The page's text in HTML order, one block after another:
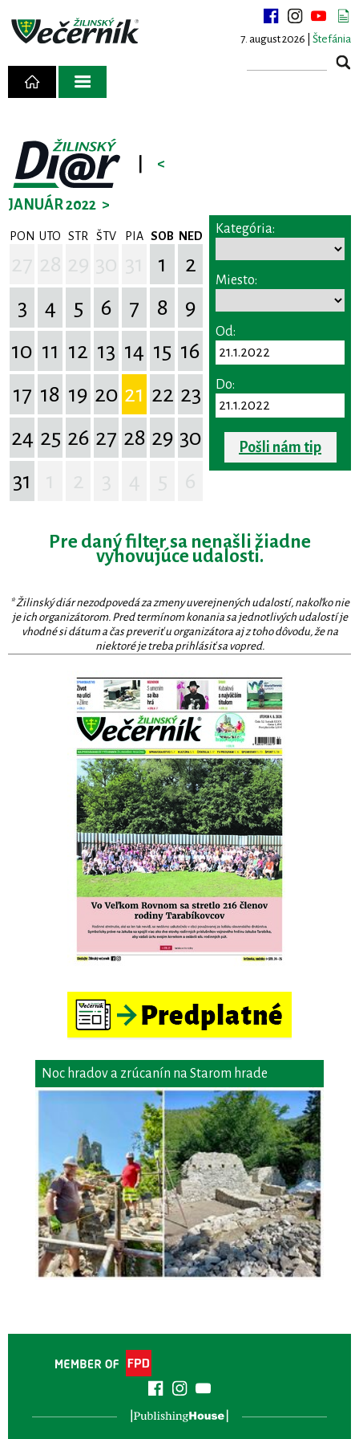
7. august 2026 | Štefánia
<
JANUÁR 2022 >
PON UTO STR ŠTV PIA SOB NED
1
2
3
4 5 6 7 8
9
10 11 12 13 14 15 16
17 18 19 20 21 22 23
24 25 26 27 28 29 30
31
Kategória:
Miesto:
Od:
Do:
Pošli nám tip
Pre daný filter sa nenašli žiadne
vyhovujúce udalosti.
* Žilinský diár nezodpovedá za zmeny uverejnených udalostí, nakoľko nie
je ich organizátorom. Pred termínom konania sa jednotlivých udalostí je
vhodné si dátum a čas preveriť u organizátora aj z toho dôvodu, že na
niektoré je treba prihlásiť sa vopred.
Noc hradov a zrúcanín na Starom hrade